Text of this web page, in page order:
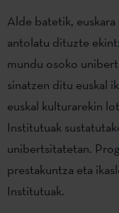
Alde batetik,
antolatu dituzte
mundu osoko
sinatzen ditu euskal
euskal kulturarekin
Institutuak
unibertsitatetan.
prestakuntza eta
Institutuak.